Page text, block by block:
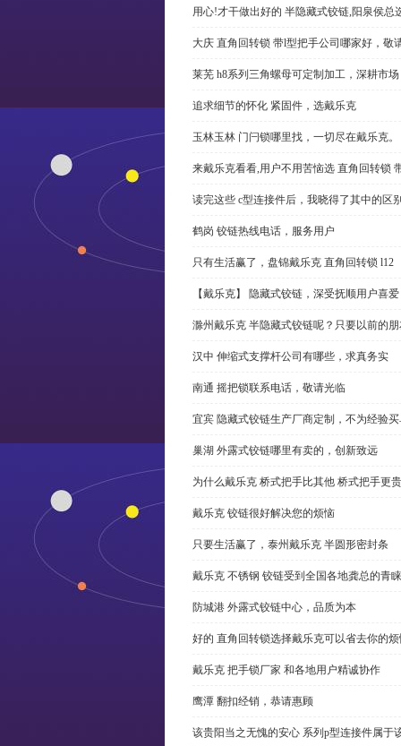
用心!才干做出好的 半隐藏式铰链,阳泉侯总
大庆 直角回转锁 带l型把手公司哪家好，敬
莱芜 h8系列三角螺母可定制加工，深耕市场
追求细节的怀化 紧固件，选戴乐克
玉林玉林 门闩锁哪里找，一切尽在戴乐克。
来戴乐克看看,用户不用苦恼选 直角回转锁
读完这些 c型连接件后，我晓得了其中的区
鹤岗 铰链热线电话，服务用户
只有生活赢了，盘锦戴乐克 直角回转锁 l12
【戴乐克】 隐藏式铰链，深受抚顺用户喜
滁州戴乐克 半隐藏式铰链呢？只要以前的
汉中 伸缩式支撑杆公司有哪些，求真务实
南通 摇把锁联系电话，敬请光临
宜宾 隐藏式铰链生产厂商定制，不为经验
巢湖 外露式铰链哪里有卖的，创新致远
为什么戴乐克 桥式把手比其他 桥式把手更
戴乐克 铰链很好解决您的烦恼
只要生活赢了，泰州戴乐克 半圆形密封条
戴乐克 不锈钢 铰链受到全国各地龚总的青睐
防城港 外露式铰链中心，品质为本
好的 直角回转锁选择戴乐克可以省去你的
戴乐克 把手锁厂家 和各地用户精诚协作
鹰潭 翻扣经销，恭请惠顾
该贵阳当之无愧的安心 系列p型连接件属于